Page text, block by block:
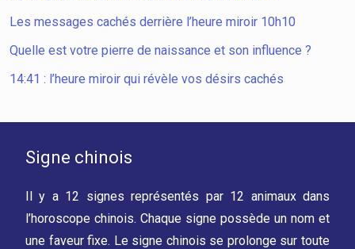
Les messages cachés derrière l’heure miroir 10h10
Quelle est votre pierre de naissance et son influence ?
14:41 : l’heure miroir qui révèle vos désirs cachés
Signe chinois
Il y a 12 signes représentés par 12 animaux dans
l’horoscope chinois. Chaque signe possède un nom et
une faveur fixe. Le signe chinois se prolonge sur toute